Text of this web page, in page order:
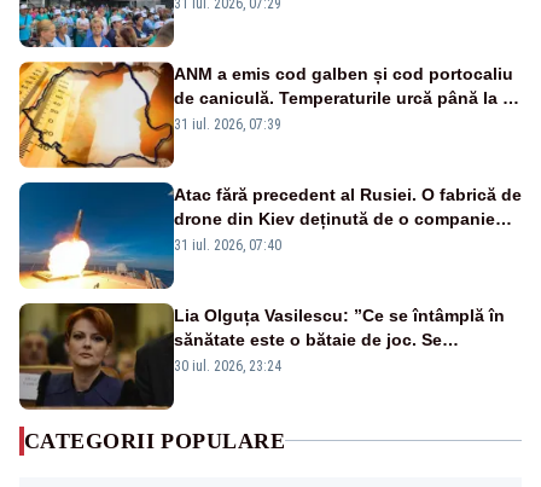
ANM a emis cod galben și cod portocaliu
de caniculă. Temperaturile urcă până la 38
de grade, iar nopțile devin tropicale
31 iul. 2026, 07:39
Atac fără precedent al Rusiei. O fabrică de
drone din Kiev deținută de o companie
americană, distrusă de o rachetă
31 iul. 2026, 07:40
Lia Olguța Vasilescu: ”Ce se întâmplă în
sănătate este o bătaie de joc. Se
guvernează extraordinar de prost”
30 iul. 2026, 23:24
CATEGORII POPULARE